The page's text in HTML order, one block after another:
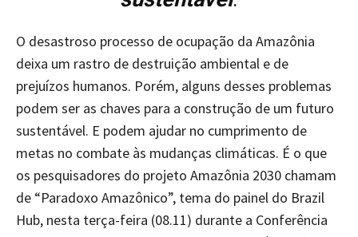
O desastroso processo de ocupação da Amazônia
deixa um rastro de destruição ambiental e de
prejuízos humanos. Porém, alguns desses problemas
podem ser as chaves para a construção de um futuro
sustentável. E podem ajudar no cumprimento de
metas no combate às mudanças climáticas. É o que
os pesquisadores do projeto Amazônia 2030 chamam
de “Paradoxo Amazônico”, tema do painel do Brazil
Hub, nesta terça-feira (08.11) durante a Conferência